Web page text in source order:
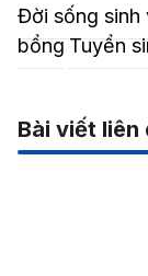
Đời sống sinh
bổngTuyển
Bài viết liên